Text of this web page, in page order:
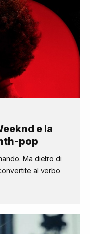
e la
pop
Ma dietro di
al verbo